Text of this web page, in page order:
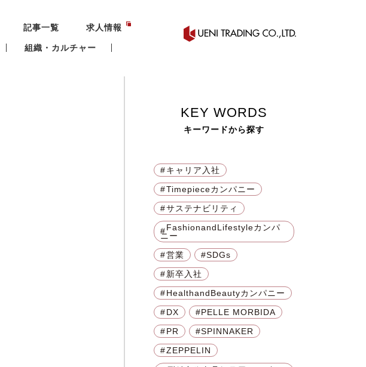
記事一覧 求人情報
組織・カルチャー
KEY WORDS
キーワードから探す
キャリア入社
Timepieceカンパニー
サステナビリティ
FashionandLifestyleカンパ
ニー
営業
SDGs
新卒入社
HealthandBeautyカンパニー
DX
PELLE MORBIDA
PR
SPINNAKER
ZEPPELIN
FashionandLifestyleカンパニー 営業
PR
ョン ブランドマネジメント
PREMIATA
マーケティング 事業戦略
社会課題解決型ビジネス